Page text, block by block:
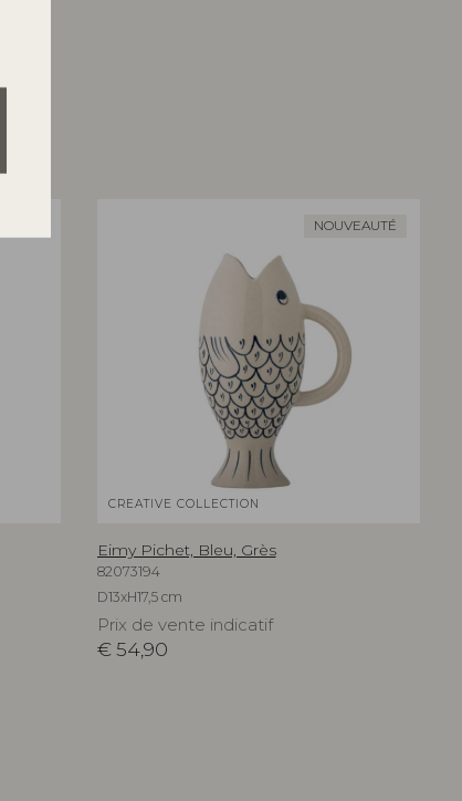
NOUVEAUTÉ
CREATIVE COLLECTION
Eimy Pichet, Bleu, Grès
82073194
D13xH17,5 cm
Prix de vente indicatif
€ 54,90